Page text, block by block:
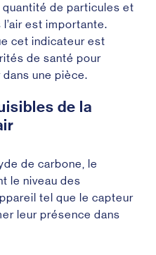
quantité de particules et
est importante.
cet indicateur est
de santé pour
dans une pièce.
de la
de carbone, le
le niveau des
tel que le capteur
leur présence dans